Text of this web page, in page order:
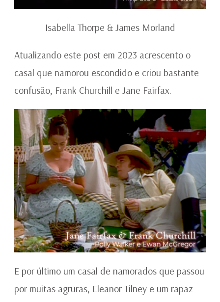
Isabella Thorpe & James Morland
Atualizando este post em 2023 acrescento o
casal que namorou escondido e criou bastante
confusão, Frank Churchill e Jane Fairfax.
E por último um casal de namorados que passou
por muitas agruras, Eleanor Tilney e um rapaz